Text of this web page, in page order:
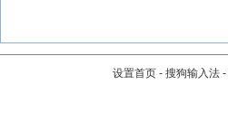
设置首页 - 搜狗输入法 -